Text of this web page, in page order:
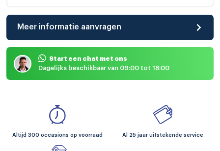
Meer informatie aanvragen
Start een chat met ons
Dagelijks beschikbaar van 09:00 tot 18:00
Altijd 300 occasions op voorraad Al 25 jaar uitstekende service